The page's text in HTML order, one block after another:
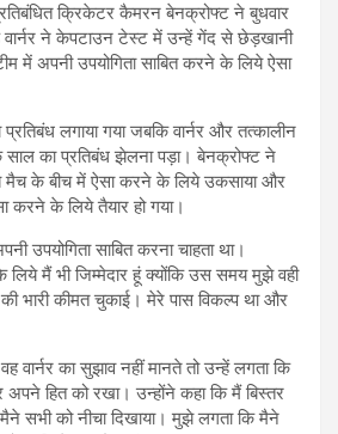
क्रिकेटर कैमरन बेनक्रोफ्ट ने बुधवार
वार्नर ने केपटाउन टेस्ट में उन्हें गेंद से छेड़खानी
में अपनी उपयोगिता साबित करने के लिये ऐसा
लगाया गया जबकि वार्नर और तत्कालीन
साल का प्रतिबंध झेलना पड़ा। बेनक्रोफ्ट ने
मैच के बीच में ऐसा करने के लिये उकसाया और
करने के लिये तैयार हो गया।
उपयोगिता साबित करना चाहता था।
मैं भी जिम्मेदार हूं क्योंकि उस समय मुझे वही
भारी कीमत चुकाई। मेरे पास विकल्प था और
वार्नर का सुझाव नहीं मानते तो उन्हें लगता कि
हित को रखा। उन्होंने कहा कि मैं बिस्तर
सभी को नीचा दिखाया। मुझे लगता कि मैने